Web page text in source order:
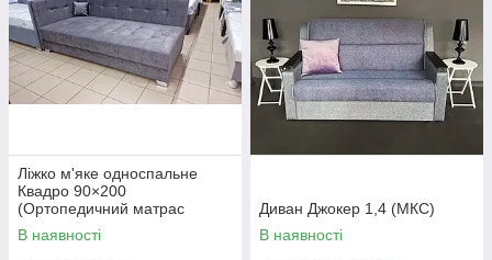
Ліжко м'яке односпальне
Квадро 90×200
(Ортопедичний матрас
Поккет спрінг)
В наявності
Диван Джокер 1,4 (МКС)
В наявності